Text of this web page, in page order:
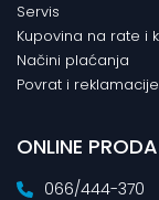
Servis
Kupovina na rate i
Načini plaćanja
Povrat i reklamacije
ONLINE
066/444-370